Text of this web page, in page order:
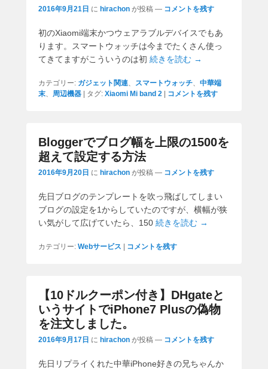
2016年9月21日 に hirachon が投稿 — コメントを残す
初のXiaomi端末かつウェアラブルデバイスでもあ
ります。スマートウォッチは今までたくさん使っ
てきてますがこういうのは初 続きを読む →
カテゴリー: ガジェット関連、 スマートウォッチ、 中華端
末、 周辺機器 | タグ: Xiaomi Mi band 2 | コメントを残す
Bloggerでブログ幅を上限の1500を
超えて設定する方法
2016年9月20日 に hirachon が投稿 — コメントを残す
先日ブログのテンプレートを吹っ飛ばしてしまい
ブログの設定を1からしていたのですが、横幅が狭
い気がして広げていたら、150 続きを読む →
カテゴリー: Webサービス | コメントを残す
【10ドルクーポン付き】DHgateと
いうサイトでiPhone7 Plusの偽物
を注文しました。
2016年9月17日 に hirachon が投稿 — コメントを残す
先日リプライくれた中華iPhone好きの兄ちゃんか